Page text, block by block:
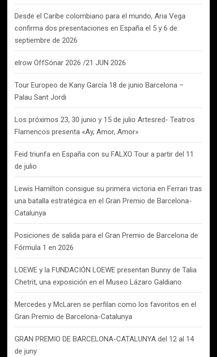
Desde el Caribe colombiano para el mundo, Aria Vega
confirma dos presentaciones en España el 5 y 6 de
septiembre de 2026
elrow OffSónar 2026 /21 JUN 2026
Tour Europeo de Kany García 18 de junio Barcelona –
Palau Sant Jordi
Los próximos 23, 30 junio y 15 de julio Artesred- Teatros
Flamencos presenta «Ay, Amor, Amor»
Feid triunfa en España con su FALXO Tour a partir del 11
de julio
Lewis Hamilton consigue su primera victoria en Ferrari tras
una batalla estratégica en el Gran Premio de Barcelona-
Catalunya
Posiciones de salida para el Gran Premio de Barcelona de
Fórmula 1 en 2026
LOEWE y la FUNDACIÓN LOEWE presentan Bunny de Talia
Chetrit, una exposición en el Museo Lázaro Galdiano
Mercedes y McLaren se perfilan como los favoritos en el
Gran Premio de Barcelona-Catalunya
GRAN PREMIO DE BARCELONA-CATALUNYA del 12 al 14
de juny